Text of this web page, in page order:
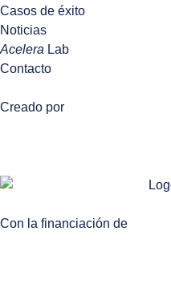
Casos de éxito
Noticias
Acelera Lab
Contacto
Creado por
Con la financiación de